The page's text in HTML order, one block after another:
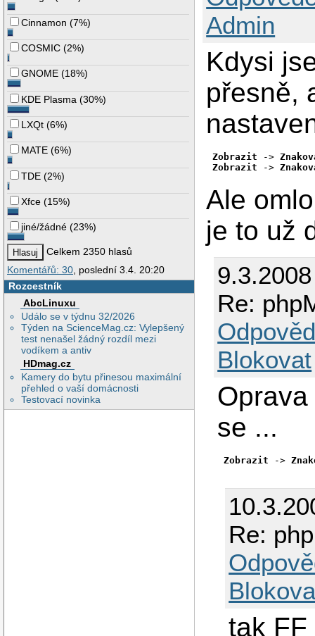
Cinnamon (7%)
COSMIC (2%)
GNOME (18%)
KDE Plasma (30%)
LXQt (6%)
MATE (6%)
TDE (2%)
Xfce (15%)
jiné/žádné (23%)
Celkem 2350 hlasů
Komentářů: 30 , poslední 3.4. 20:20
Rozcestník
AbcLinuxu
Událo se v týdnu 32/2026
Týden na ScienceMag.cz: Vylepšený
test nenašel žádný rozdíl mezi
vodíkem a antiv
HDmag.cz
Kamery do bytu přinesou maximální
přehled o vaší domácnosti
Testovací novinka
Admin
Kdysi
přesně,
Zobrazit ->
Zobrazit ->
Ale
je to už
Re:
Blokovat
se ...
Zobrazit ->
Re:
tak FF